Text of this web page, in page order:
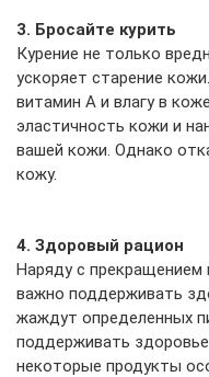
3. Бросайте курить
Курение не только
ускоряет старение
витамин А и влагу в
эластичность кожи и
вашей кожи. Однако
кожу.
4. Здоровый рацион
Наряду с прекращением
важно поддерживать
жаждут определенных
поддерживать
некоторые продукты